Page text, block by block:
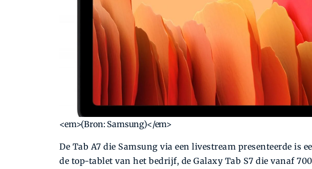
<em>(Bron: Samsung)</em>
De Tab A7 die Samsung via een livestream presenteerde is
de top-tablet van het bedrijf, de Galaxy Tab S7 die vanaf